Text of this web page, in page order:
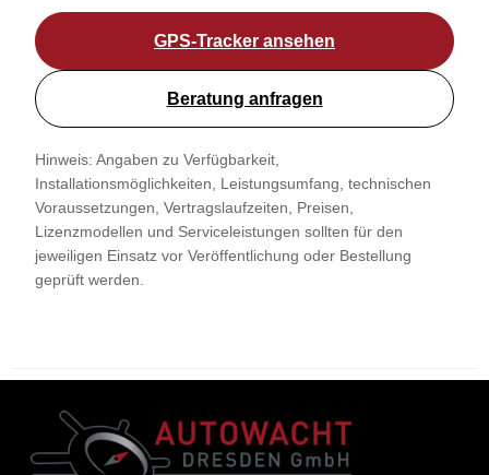
GPS-Tracker ansehen
Beratung anfragen
Hinweis: Angaben zu Verfügbarkeit,
Installationsmöglichkeiten, Leistungsumfang, technischen
Voraussetzungen, Vertragslaufzeiten, Preisen,
Lizenzmodellen und Serviceleistungen sollten für den
jeweiligen Einsatz vor Veröffentlichung oder Bestellung
geprüft werden.